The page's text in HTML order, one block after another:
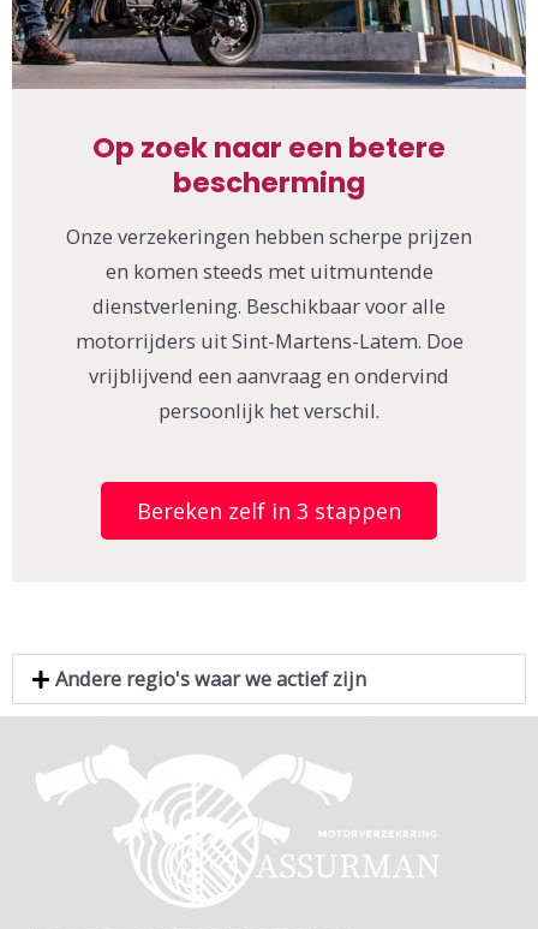
Op zoek naar een betere
bescherming
Onze verzekeringen hebben scherpe prijzen
en komen steeds met uitmuntende
dienstverlening. Beschikbaar voor alle
motorrijders uit Sint-Martens-Latem. Doe
vrijblijvend een aanvraag en ondervind
persoonlijk het verschil.
Bereken zelf in 3 stappen
Andere regio's waar we actief zijn